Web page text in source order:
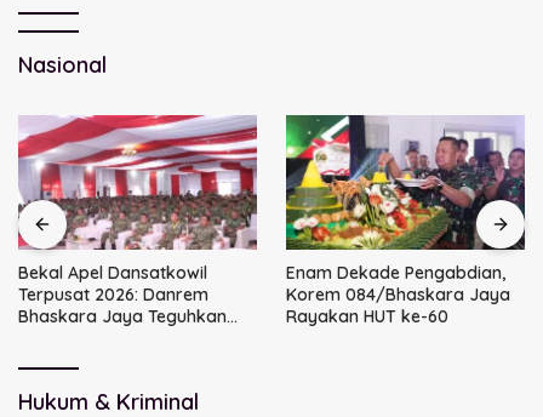
Nasional
Bekal Apel Dansatkowil
Terpusat 2026: Danrem
Bhaskara Jaya Teguhkan
Enam Dekade Pengabdian,
Korem 084/Bhaskara Jaya
Rayakan HUT ke-60
Hukum & Kriminal